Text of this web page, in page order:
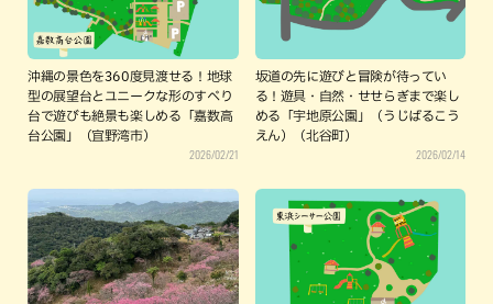
沖縄の景色を360度見渡せる！地球
型の展望台とユニークな形のすべり
台で遊びも絶景も楽しめる「嘉数高
台公園」（宜野湾市）
2026/02/21
坂道の先に遊びと冒険が待ってい
る！遊具・自然・せせらぎまで楽し
める「宇地原公園」（うじばるこう
えん）（北谷町）
2026/02/14